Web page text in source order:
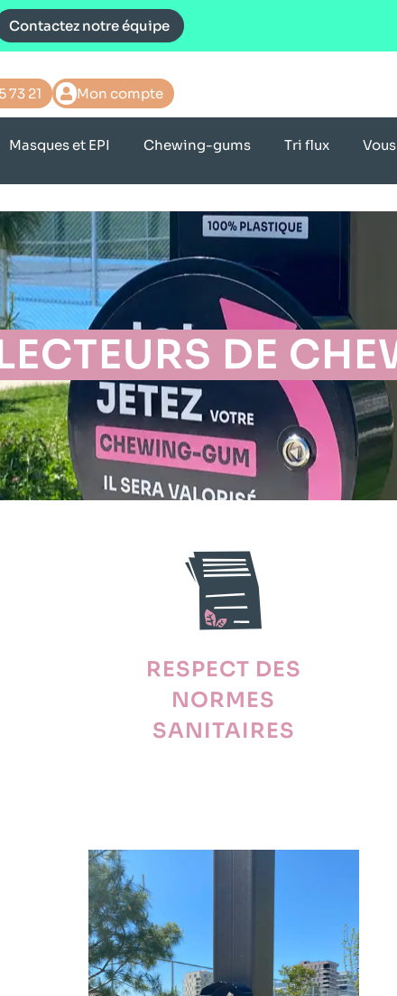
Contactez notre équipe
73 21 Mon compte
Masques et EPI Chewing-gums Tri flux
DE
RESPECT DES
NORMES
SANITAIRES